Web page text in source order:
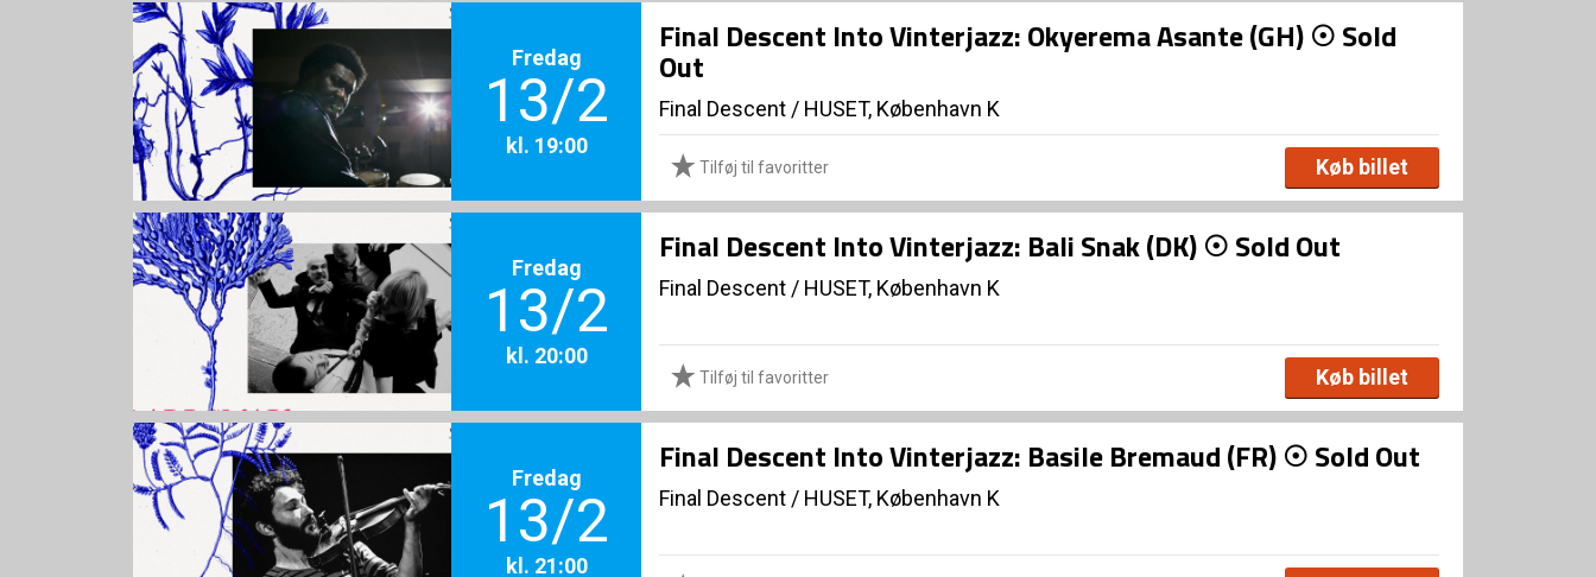
Fredag
13/2
kl. 19:00
Final Descent Into Vinterjazz: Okyerema Asante (GH) ☉ Sold
Out
Final Descent / HUSET, København K
Tilføj til favoritter Køb billet
Fredag
13/2
kl. 20:00
Final Descent Into Vinterjazz: Bali Snak (DK) ☉ Sold Out
Final Descent / HUSET, København K
Tilføj til favoritter Køb billet
Fredag
13/2
kl. 21:00
Final Descent Into Vinterjazz: Basile Bremaud (FR) ☉ Sold Out
Final Descent / HUSET, København K